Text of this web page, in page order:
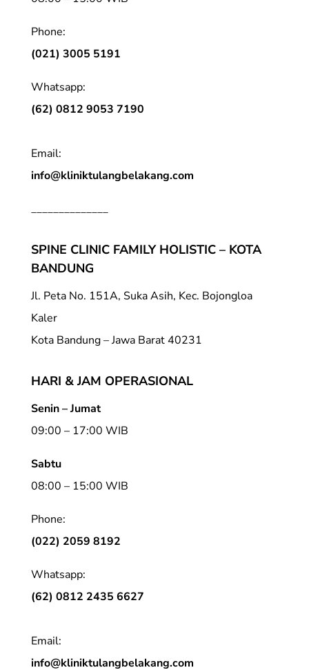
Phone:
(021) 3005 5191
Whatsapp:
(62) 0812 9053 7190
Email:
info@kliniktulangbelakang.com
______________
SPINE CLINIC FAMILY HOLISTIC – KOTA
BANDUNG
Jl. Peta No. 151A, Suka Asih, Kec. Bojongloa
Kaler
Kota Bandung – Jawa Barat 40231
HARI & JAM OPERASIONAL
Senin – Jumat
09:00 – 17:00 WIB
Sabtu
08:00 – 15:00 WIB
Phone:
(022) 2059 8192
Whatsapp:
(62) 0812 2435 6627
Email:
info@kliniktulangbelakang.com